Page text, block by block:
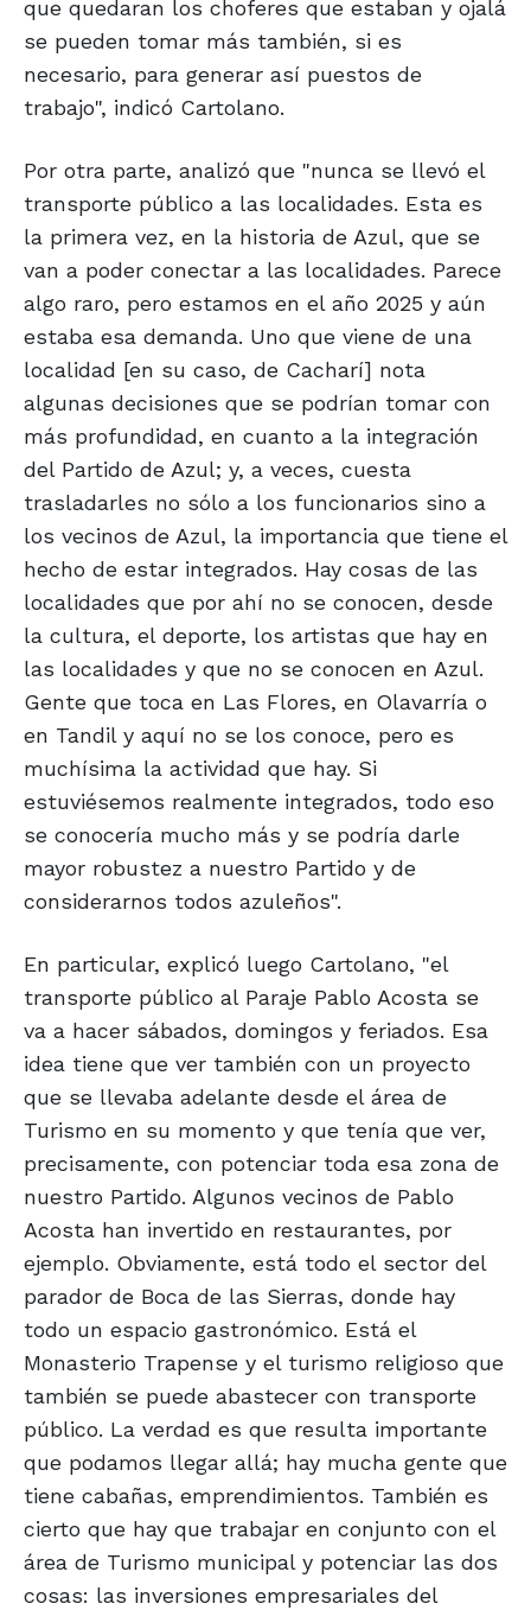
que quedaran los choferes que estaban y ojalá
se pueden tomar más también, si es
necesario, para generar así puestos de
trabajo", indicó Cartolano.
Por otra parte, analizó que "nunca se llevó el
transporte público a las localidades. Esta es
la primera vez, en la historia de Azul, que se
van a poder conectar a las localidades. Parece
algo raro, pero estamos en el año 2025 y aún
estaba esa demanda. Uno que viene de una
localidad [en su caso, de Cacharí] nota
algunas decisiones que se podrían tomar con
más profundidad, en cuanto a la integración
del Partido de Azul; y, a veces, cuesta
trasladarles no sólo a los funcionarios sino a
los vecinos de Azul, la importancia que tiene el
hecho de estar integrados. Hay cosas de las
localidades que por ahí no se conocen, desde
la cultura, el deporte, los artistas que hay en
las localidades y que no se conocen en Azul.
Gente que toca en Las Flores, en Olavarría o
en Tandil y aquí no se los conoce, pero es
muchísima la actividad que hay. Si
estuviésemos realmente integrados, todo eso
se conocería mucho más y se podría darle
mayor robustez a nuestro Partido y de
considerarnos todos azuleños".
En particular, explicó luego Cartolano, "el
transporte público al Paraje Pablo Acosta se
va a hacer sábados, domingos y feriados. Esa
idea tiene que ver también con un proyecto
que se llevaba adelante desde el área de
Turismo en su momento y que tenía que ver,
precisamente, con potenciar toda esa zona de
nuestro Partido. Algunos vecinos de Pablo
Acosta han invertido en restaurantes, por
ejemplo. Obviamente, está todo el sector del
parador de Boca de las Sierras, donde hay
todo un espacio gastronómico. Está el
Monasterio Trapense y el turismo religioso que
también se puede abastecer con transporte
público. La verdad es que resulta importante
que podamos llegar allá; hay mucha gente que
tiene cabañas, emprendimientos. También es
cierto que hay que trabajar en conjunto con el
área de Turismo municipal y potenciar las dos
cosas: las inversiones empresariales del